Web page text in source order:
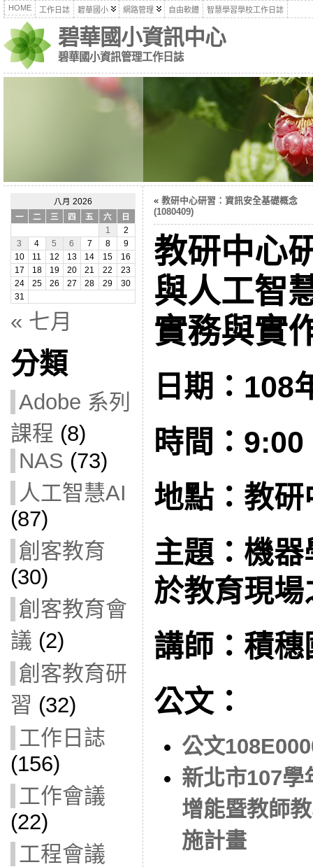
HOME 工作日誌 碧華國小 網路管理 自由軟體 智慧學習學校工作日誌
碧華國小資訊中心
碧華國小資訊管理工作日誌
八月 2026
一
二 三 四 五 六
日
1
2
3
4 5 6 7 8
9
10
11 12 13 14 15
16
17
18 19 20 21 22
23
24
25 26 27 28 29
30
31
« 七月
分類
Adobe 系列
課程 (8)
NAS (73)
人工智慧AI
(87)
創客教育
(30)
創客教育會
議 (2)
創客教育研
習 (32)
工作日誌
(156)
工作會議
(22)
工程會議
« 教研中心研習：資訊安全基礎概念
(1080409)
教研中心
與人工智
實務與實
日期：108
時間：
地點：教研
主題：機
於教育現
講師：積
公文：
公文
新北市107學
增能暨教師
施計畫